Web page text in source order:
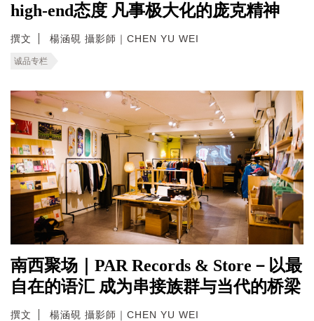
high-end态度 凡事极大化的庞克精神
撰文 楊涵硯 攝影師｜CHEN YU WEI
诚品专栏
南西聚场｜PAR Records & Store－以最
自在的语汇 成为串接族群与当代的桥梁
撰文 楊涵硯 攝影師｜CHEN YU WEI